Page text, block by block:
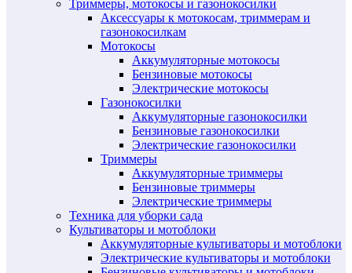
Триммеры, мотокосы и газонокосилки
Аксессуары к мотокосам, триммерам и
газонокосилкам
Мотокосы
Аккумуляторные мотокосы
Бензиновые мотокосы
Электрические мотокосы
Газонокосилки
Аккумуляторные газонокосилки
Бензиновые газонокосилки
Электрические газонокосилки
Триммеры
Аккумуляторные триммеры
Бензиновые триммеры
Электрические триммеры
Техника для уборки сада
Культиваторы и мотоблоки
Аккумуляторные культиваторы и мотоблоки
Электрические культиваторы и мотоблоки